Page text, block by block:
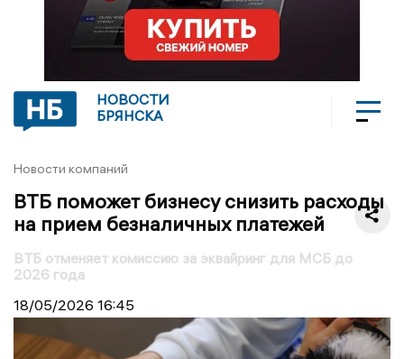
НОВОСТИ
БРЯНСКА
Новости компаний
ВТБ поможет бизнесу снизить расходы
на прием безналичных платежей
ВТБ отменяет комиссию за эквайринг для МСБ до
2026 года
18/05/2026 16:45